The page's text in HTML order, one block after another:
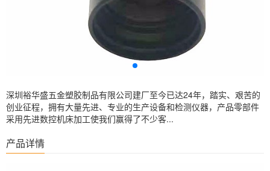
深圳裕华盛五金塑胶制品有限公司建厂至今已达24年，踏实、艰苦的
创业征程，拥有大量先进、专业的生产设备和检测仪器，产品零部件
采用先进数控机床加工使我们赢得了不少客...
产品详情